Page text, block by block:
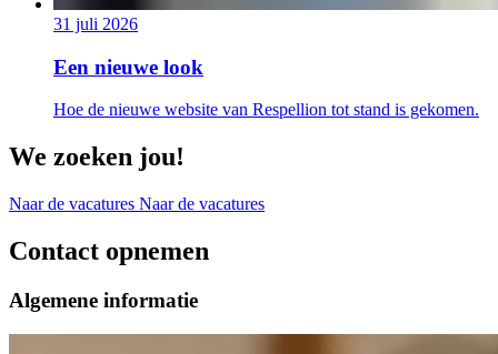
31 juli 2026
Een nieuwe look
Hoe de nieuwe website van Respellion tot stand is gekomen.
We zoeken jou!
Naar de vacatures Naar de vacatures
Contact opnemen
Algemene informatie